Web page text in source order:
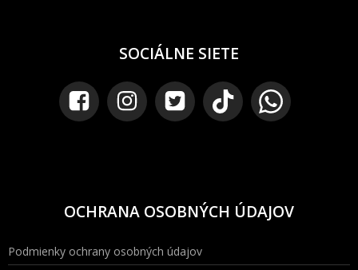
SOCIÁLNE SIETE
OCHRANA OSOBNÝCH ÚDAJOV
Podmienky ochrany osobných údajov